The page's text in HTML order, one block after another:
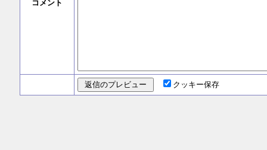
コメント
クッキー保存